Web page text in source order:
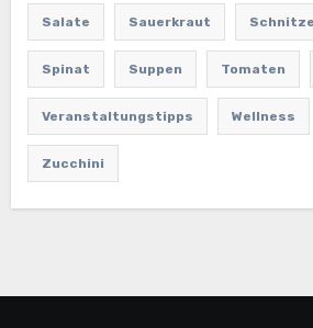
Salate Sauerkraut
Spinat Suppen Tomaten
Veranstaltungstipps Wellness
Zucchini